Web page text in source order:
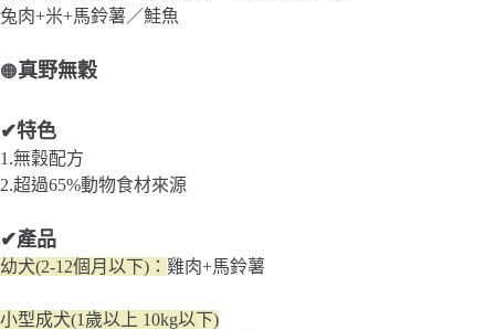
兔肉+米+馬鈴薯／鮭魚
🟠真野無穀
✔特色
1.無穀配方
2.超過65%動物食材來源
✔產品
幼犬(2-12個月以下)： 雞肉+馬鈴薯
小型成犬(1歲以上 10kg以下)